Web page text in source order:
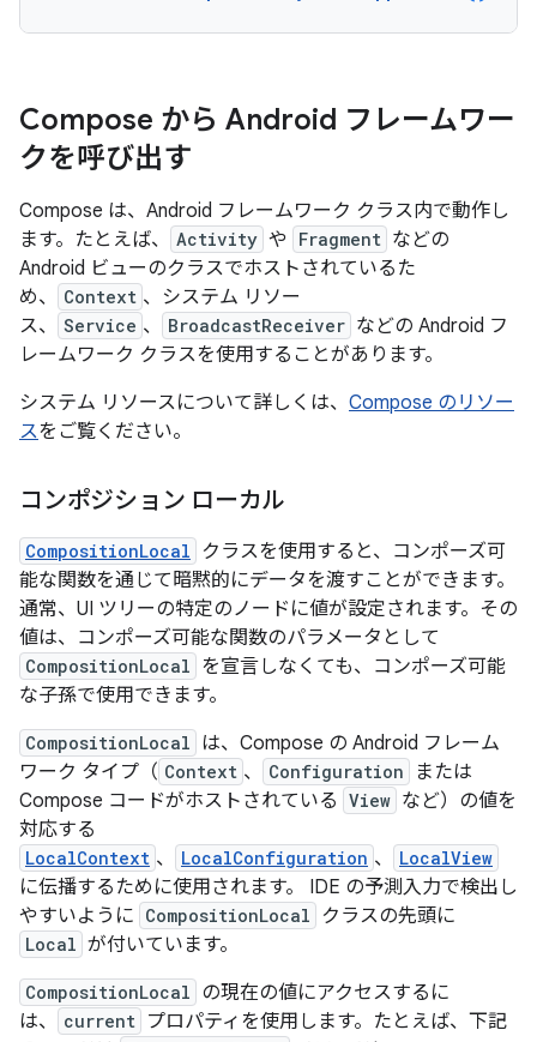
Compose から Android フレームワー
クを呼び出す
Compose は、Android フレームワーク クラス内で動作し
ます。たとえば、
Activity や Fragment などの
Android ビューのクラスでホストされているた
め、
Context 、システム リソー
ス、
Service 、 BroadcastReceiver などの Android フ
レームワーク クラスを使用することがあります。
システム リソースについて詳しくは、 Compose のリソー
スをご覧ください。
コンポジション ローカル
CompositionLocal
クラスを使用すると、コンポーズ可
能な関数を通じて暗黙的にデータを渡すことができます。
通常、UI ツリーの特定のノードに値が設定されます。その
値は、コンポーズ可能な関数のパラメータとして
CompositionLocal を宣言しなくても、コンポーズ可能
な子孫で使用できます。
CompositionLocal は、Compose の Android フレーム
ワーク タイプ（ Context 、 Configuration
または
Compose コードがホストされている View など）の値を
対応する
LocalContext 、 LocalConfiguration 、 LocalView
に伝播するために使用されます。 IDE の予測入力で検出し
やすいように CompositionLocal クラスの先頭に
Local が付いています。
CompositionLocal の現在の値にアクセスするに
は、
current プロパティを使用します。たとえば、下記